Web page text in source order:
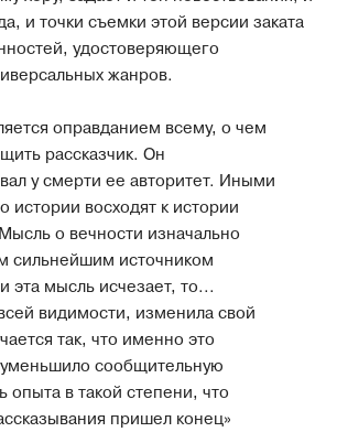
и точки съемки этой версии заката
удостоверяющего
жанров.
оправданием всему, о чем
рассказчик. Он
у смерти ее авторитет. Иными
истории восходят к истории
о вечности изначально
сильнейшим источником
эта мысль исчезает, то...
видимости, изменила свой
так, что именно это
сообщительную
опыта в такой степени, что
пришел конец»